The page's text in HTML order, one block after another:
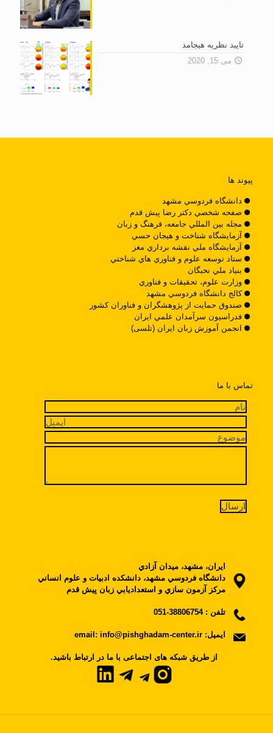
تایید نظریه هیجامد
می 15, 2020
پیوند ها
دانشگاه فردوسي مشهد
صفحه شخصي دکتر رضا پيش قدم
مجله بين المللي جامعه، فرهنگ و زبان
آزمايشگاه شناخت و هيجان حسي
آزمايشگاه ملي نقشه برداري مغز
ستاد توسعه علوم و فناوري هاي شناختي
بنياد ملي نخبگان
وزارت علوم، تحقيقات و فناوري
کالج دانشگاه فردوسي مشهد
صندوق حمايت از پژوهشگران و فناوران کشور
فدراسيون سرآمدان علمي ايران
انجمن آموزش زبان ایران (تلسی)
تماس با ما
ايران، مشهد، ميدان آزادي
دانشگاه فردوسي مشهد، دانشکده ادبيات و علوم انساني
مرکز آزمون سازي و استعداديابي زبان پيش قدم
تلفن :38806754-051
ایمیل: email: info@pishghadam-center.ir
.از طریق شبکه های اجتماعی با ما در ارتباط باشید